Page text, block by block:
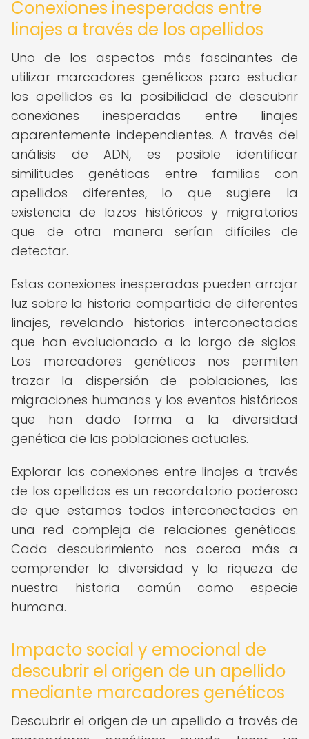
Conexiones inesperadas entre
linajes a través de los apellidos
Uno de los aspectos más fascinantes de
utilizar marcadores genéticos para estudiar
los apellidos es la posibilidad de descubrir
conexiones inesperadas entre linajes
aparentemente independientes. A través del
análisis de ADN, es posible identificar
similitudes genéticas entre familias con
apellidos diferentes, lo que sugiere la
existencia de lazos históricos y migratorios
que de otra manera serían difíciles de
detectar.
Estas conexiones inesperadas pueden arrojar
luz sobre la historia compartida de diferentes
linajes, revelando historias interconectadas
que han evolucionado a lo largo de siglos.
Los marcadores genéticos nos permiten
trazar la dispersión de poblaciones, las
migraciones humanas y los eventos históricos
que han dado forma a la diversidad
genética de las poblaciones actuales.
Explorar las conexiones entre linajes a través
de los apellidos es un recordatorio poderoso
de que estamos todos interconectados en
una red compleja de relaciones genéticas.
Cada descubrimiento nos acerca más a
comprender la diversidad y la riqueza de
nuestra historia común como especie
humana.
Impacto social y emocional de
descubrir el origen de un apellido
mediante marcadores genéticos
Descubrir el origen de un apellido a través de